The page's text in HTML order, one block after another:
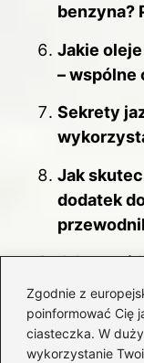
Zgodnie z
poinformować Cię
ciasteczka. W
wykorzystanie
benzyna?
Jakie
– wspólne
Sekrety
Jak
dodatek
Jak
dieslu?
kierowców
Jakie